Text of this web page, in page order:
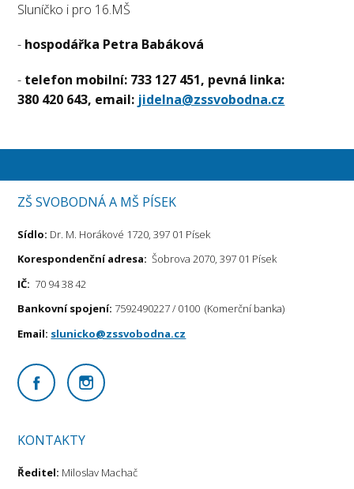
Sluníčko i pro 16.MŠ
- hospodářka Petra Babáková
- telefon mobilní: 733 127 451, pevná linka:
380 420 643, email: jidelna@zssvobodna.cz
ZŠ SVOBODNÁ A MŠ PÍSEK
Sídlo: Dr. M. Horákové 1720, 397 01 Písek
Korespondenční adresa: Šobrova 2070, 397 01 Písek
IČ: 70 94 38 42
Bankovní spojení: 7592490227 / 0100 (Komerční banka)
Email: slunicko@zssvobodna.cz
KONTAKTY
Ředitel: Miloslav Machač